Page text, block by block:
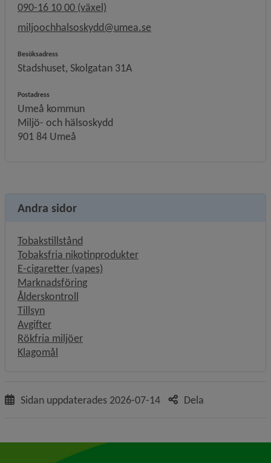
090-16 10 00 (växel)
miljoochhalsoskydd@umea.se
Besöksadress
Stadshuset, Skolgatan 31A
Postadress
Umeå kommun
Miljö- och hälsoskydd
901 84 Umeå
Andra sidor
Tobakstillstånd
Tobaksfria nikotinprodukter
E-cigaretter (vapes)
Marknadsföring
Ålderskontroll
Tillsyn
Avgifter
Rökfria miljöer
Klagomål
Sidan uppdaterades 2026-07-14 Dela